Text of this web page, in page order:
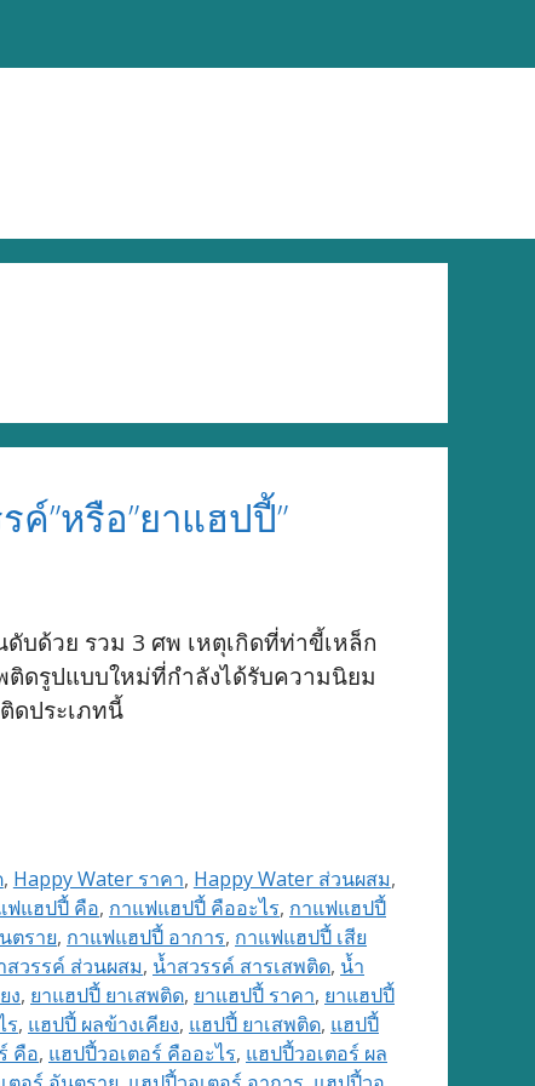
”หรือ”ยาแฮปปี้”
บด้วย รวม 3 ศพ เหตุเกิดที่ท่าขี้เหล็ก
ติดรูปแบบใหม่ที่กำลังได้รับความนิยม
ดประเภทนี้
, Happy Water ราคา, Happy Water ส่วนผสม,
ฟแฮปปี้ คือ, กาแฟแฮปปี้ คืออะไร, กาแฟแฮปปี้
ตราย, กาแฟแฮปปี้ อาการ, กาแฟแฮปปี้ เสีย
สวรรค์ ส่วนผสม, น้ำสวรรค์ สารเสพติด, น้ำ
ง, ยาแฮปปี้ ยาเสพติด, ยาแฮปปี้ ราคา, ยาแฮปปี้
ร, แฮปปี้ ผลข้างเคียง, แฮปปี้ ยาเสพติด, แฮปปี้
คือ, แฮปปี้วอเตอร์ คืออะไร, แฮปปี้วอเตอร์ ผล